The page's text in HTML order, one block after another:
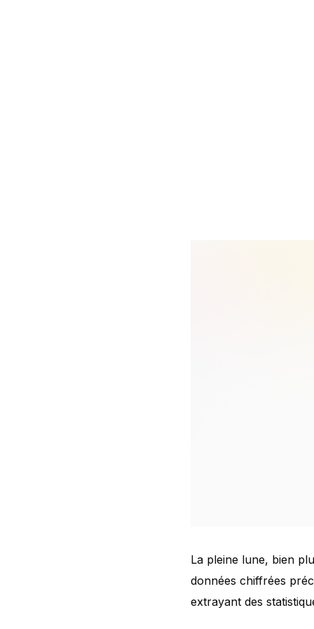
La pleine lune, bien
données chiffrées
extrayant des